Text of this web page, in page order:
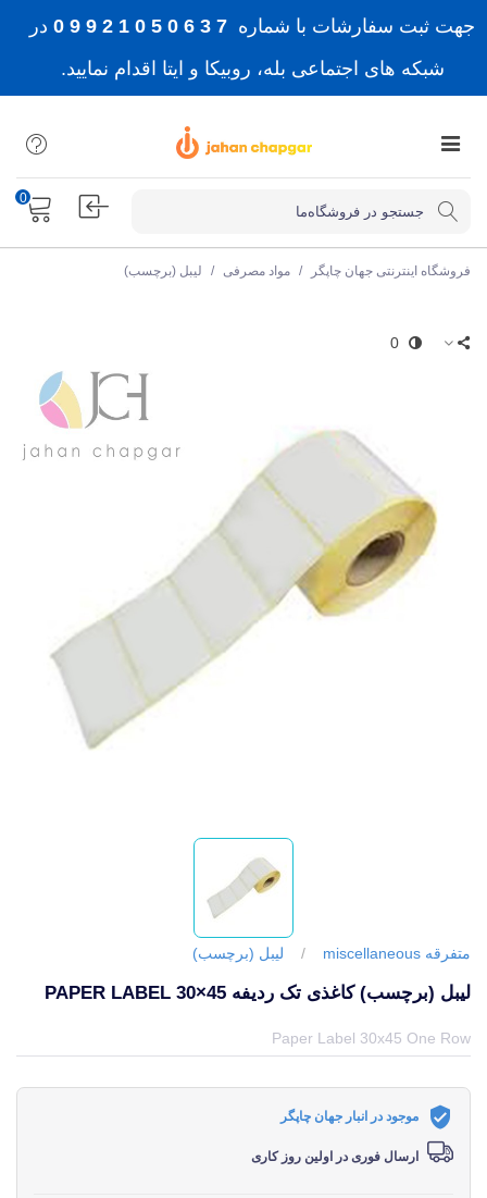
جهت ثبت سفارشات با شماره 7 3 6 0 5 0 1 2 9 9 0
در
شبکه های اجتماعی بله، روبیکا و ایتا اقدام نمایید.
0
فروشگاه اینترنتی جهان چاپگر / مواد مصرفی / لیبل (برچسب)
0
متفرقه miscellaneous / لیبل (برچسب)
لیبل (برچسب) کاغذی تک ردیفه PAPER LABEL 30×45
Paper Label 30x45 One Row
موجود در انبار جهان چاپگر
ارسال فوری در اولین روز کاری